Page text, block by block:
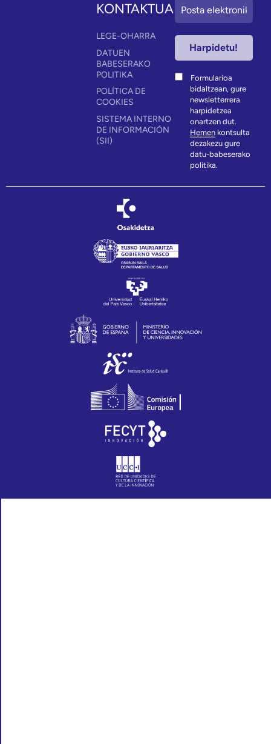
KONTAKTUA
LEGE-OHARRA
DATUEN
BABESERAKO
POLITIKA
POLÍTICA DE
COOKIES
SISTEMA INTERNO
DE INFORMACIÓN
(SII)
Formularioa
bidaltzean, gure
newsletterrera
harpidetzea
onartzen dut.
Hemenkontsulta
dezakezu gure
datu-babeserako
politika.